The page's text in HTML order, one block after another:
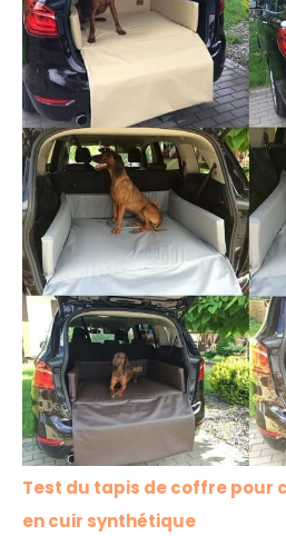
Test du tapis de coffre pour
en cuir synthétique